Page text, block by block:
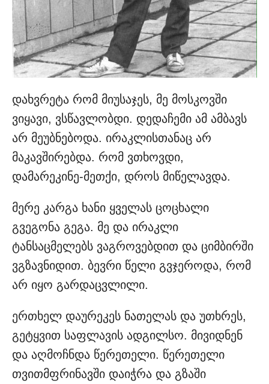
დახვრეტა რომ მიუსაჯეს, მე მოსკოვში
ვიყავი, ვსწავლობდი. დედაჩემი ამ ამბავს
არ მეუბნებოდა. ირაკლისთანაც არ
მაკავშირებდა. რომ ვთხოვდი,
დამარეკინე-მეთქი, დროს მიწელავდა.
მერე კარგა ხანი ყველას ცოცხალი
გვეგონა გეგა. მე და ირაკლი
ტანსაცმელებს ვაგროვებდით და ციმბირში
ვგზავნიდით. ბევრი წელი გვჯეროდა, რომ
არ იყო გარდაცვლილი.
ერთხელ დაურეკეს ნათელას და უთხრეს,
გეტყვით საფლავის ადგილსო. მივიდნენ
და აღმოჩნდა წერეთელი. წერეთელი
თვითმფრინავში დაიჭრა და გზაში